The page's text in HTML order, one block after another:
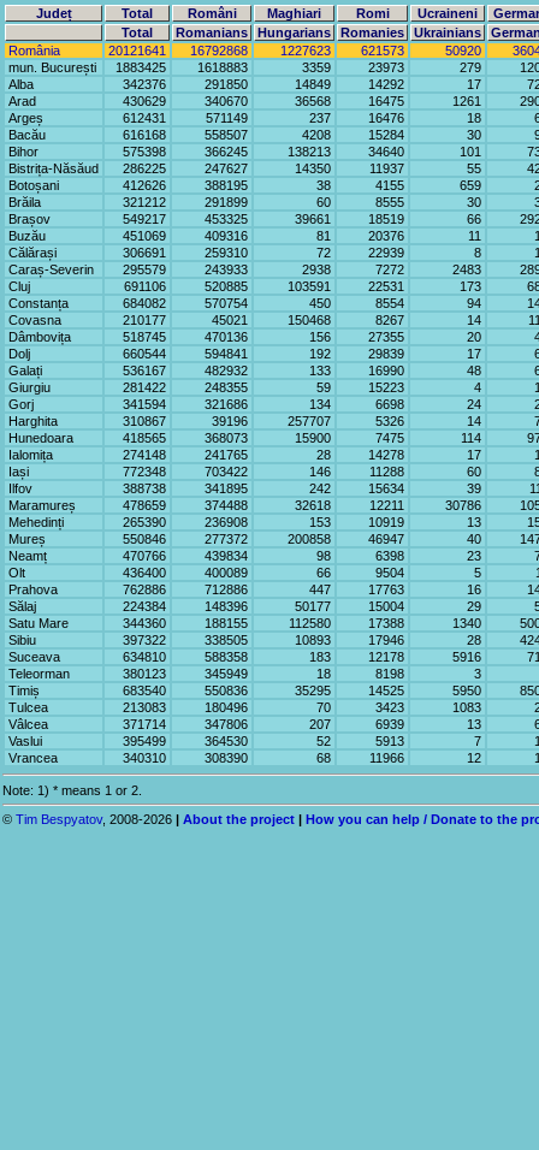
Județ Total Români Maghiari Romi Ucraineni
Total
Romanians Hungarians Romanies Ukrainians
România
20121641 16792868 1227623 621573 50920
mun. București
1883425 1618883 3359 23973 279
Alba
342376 291850 14849 14292 17
Arad
430629 340670 36568 16475 1261
Argeș
612431 571149 237 16476 18
Bacău
616168 558507 4208 15284 30
Bihor
575398 366245 138213 34640 101
Bistrița-Năsăud
286225 247627 14350 11937 55
Botoșani
412626 388195 38 4155 659
Brăila
321212 291899 60 8555 30
Brașov
549217 453325 39661 18519 66
Buzău
451069 409316 81 20376 11
Călărași
306691 259310 72 22939 8
Caraș-Severin
295579 243933 2938 7272 2483
Cluj
691106 520885 103591 22531 173
Constanța
684082 570754 450 8554 94
Covasna
210177 45021 150468 8267 14
Dâmbovița
518745 470136 156 27355 20
Dolj
660544 594841 192 29839 17
Galați
536167 482932 133 16990 48
Giurgiu
281422 248355 59 15223 4
Gorj
341594 321686 134 6698 24
Harghita
310867 39196 257707 5326 14
Hunedoara
418565 368073 15900 7475 114
Ialomița
274148 241765 28 14278 17
Iași
772348 703422 146 11288 60
Ilfov
388738 341895 242 15634 39
Maramureș
478659 374488 32618 12211 30786
Mehedinți
265390 236908 153 10919 13
Mureș
550846 277372 200858 46947 40
Neamț
470766 439834 98 6398 23
Olt
436400 400089 66 9504 5
Prahova
762886 712886 447 17763 16
Sălaj
224384 148396 50177 15004 29
Satu Mare
344360 188155 112580 17388 1340
Sibiu
397322 338505 10893 17946 28
Suceava
634810 588358 183 12178 5916
Teleorman
380123 345949 18 8198
3
Timiș
683540 550836 35295 14525 5950
Tulcea
213083 180496 70 3423 1083
Vâlcea
371714 347806 207 6939 13
Vaslui
395499 364530 52 5913 7
Vrancea
340310 308390 68 11966 12
Note: 1) * means 1 or 2.
© Tim Bespyatov, 2008-2026 About the project How you can help / Donate to the